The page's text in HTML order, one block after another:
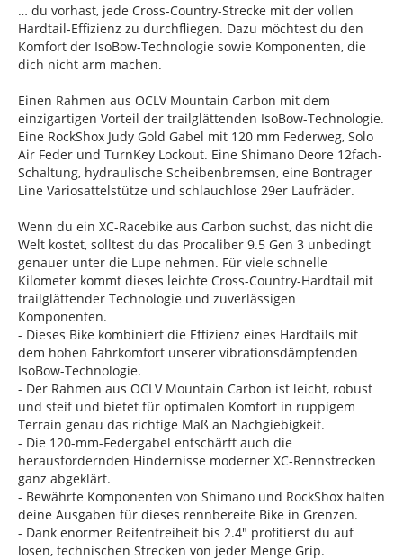
… du vorhast, jede Cross-Country-Strecke mit der vollen
Hardtail-Effizienz zu durchfliegen. Dazu möchtest du den
Komfort der IsoBow-Technologie sowie Komponenten, die
dich nicht arm machen.
Einen Rahmen aus OCLV Mountain Carbon mit dem
einzigartigen Vorteil der trailglättenden IsoBow-Technologie.
Eine RockShox Judy Gold Gabel mit 120 mm Federweg, Solo
Air Feder und TurnKey Lockout. Eine Shimano Deore 12fach-
Schaltung, hydraulische Scheibenbremsen, eine Bontrager
Line Variosattelstütze und schlauchlose 29er Laufräder.
Wenn du ein XC-Racebike aus Carbon suchst, das nicht die
Welt kostet, solltest du das Procaliber 9.5 Gen 3 unbedingt
genauer unter die Lupe nehmen. Für viele schnelle
Kilometer kommt dieses leichte Cross-Country-Hardtail mit
trailglättender Technologie und zuverlässigen
Komponenten.
- Dieses Bike kombiniert die Effizienz eines Hardtails mit
dem hohen Fahrkomfort unserer vibrationsdämpfenden
IsoBow-Technologie.
- Der Rahmen aus OCLV Mountain Carbon ist leicht, robust
und steif und bietet für optimalen Komfort in ruppigem
Terrain genau das richtige Maß an Nachgiebigkeit.
- Die 120-mm-Federgabel entschärft auch die
herausfordernden Hindernisse moderner XC-Rennstrecken
ganz abgeklärt.
- Bewährte Komponenten von Shimano und RockShox halten
deine Ausgaben für dieses rennbereite Bike in Grenzen.
- Dank enormer Reifenfreiheit bis 2.4" profitierst du auf
losen, technischen Strecken von jeder Menge Grip.